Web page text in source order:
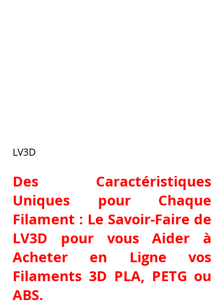
LV3D
Des Caractéristiques
Uniques pour Chaque
Filament : Le Savoir-Faire de
LV3D pour vous Aider à
Acheter en Ligne vos
Filaments 3D PLA, PETG ou
ABS.